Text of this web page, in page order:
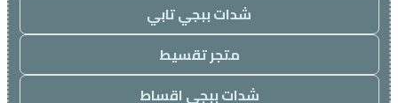
شدات ببجي تابي
متجر تقسيط
شدات ببجي اقساط